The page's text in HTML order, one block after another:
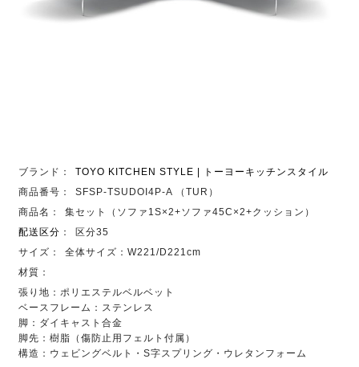
ブランド：
TOYO KITCHEN STYLE | トーヨーキッチンスタイル
商品番号：
SFSP-TSUDOI4P-A （TUR）
商品名：
集セット（ソファ1S×2+ソファ45C×2+クッション）
配送区分 ：
区分35
サイズ：
全体サイズ：W221/D221cm
材質：
張り地：ポリエステルベルベット
ベースフレーム：ステンレス
脚：ダイキャスト合金
脚先：樹脂（傷防止用フェルト付属）
構造：ウェビングベルト・S字スプリング・ウレタンフォーム